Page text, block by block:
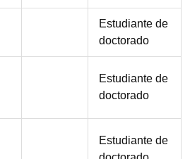
Función
Estudiante de
doctorado
Función
Estudiante de
doctorado
Función
Estudiante de